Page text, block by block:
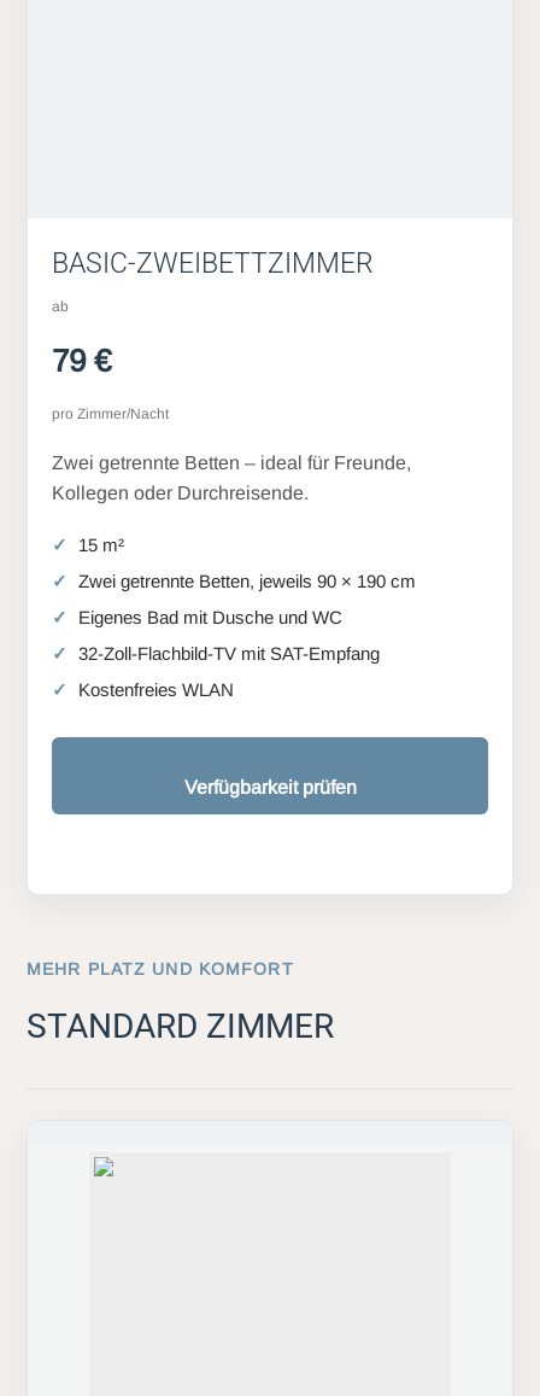
BASIC-ZWEIBETTZIMMER
ab
79 €
pro Zimmer/Nacht
Zwei getrennte Betten – ideal für Freunde,
Kollegen oder Durchreisende.
15 m²
Zwei getrennte Betten, jeweils 90 × 190 cm
Eigenes Bad mit Dusche und WC
32-Zoll-Flachbild-TV mit SAT-Empfang
Kostenfreies WLAN
Verfügbarkeit prüfen
MEHR PLATZ UND KOMFORT
STANDARD ZIMMER